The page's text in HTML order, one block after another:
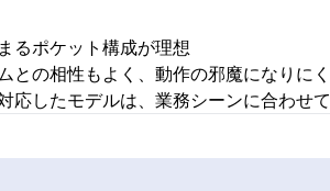
るポケット構成が理想
との相性もよく、動作の邪魔になりに
応したモデルは、業務シーンに合わせ